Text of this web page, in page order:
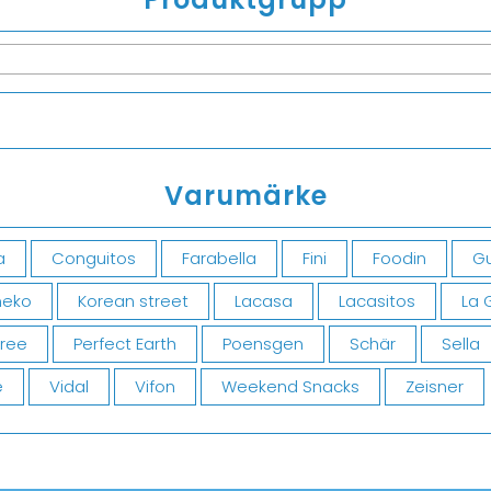
Varumärke
Conguitos Farabella Fini Foodin
Korean street Lacasa Lacasitos
La
Perfect Earth Poensgen Schär
Sella
Vidal Vifon Weekend Snacks Zeisner